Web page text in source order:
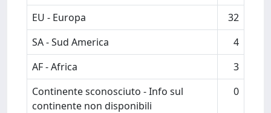
EU - Europa
32
SA - Sud America
4
AF - Africa
3
Continente sconosciuto - Info sul
continente non disponibili
0